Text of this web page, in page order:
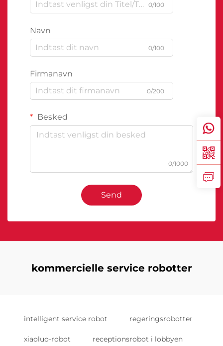
0/100
Navn
0/100
Firmanavn
0/200
Besked
0/1000
Send
kommercielle service robotter
intelligent service robot regeringsrobotter
xiaoluo-robot receptionsrobot i lobbyen